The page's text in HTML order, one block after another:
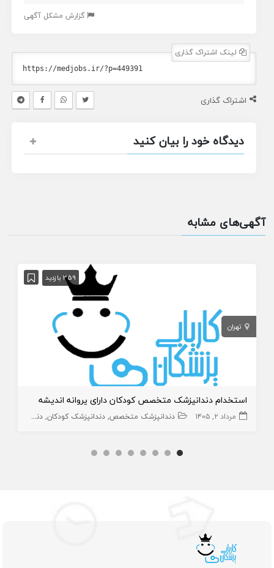
گزارش مشکل آگهی
لینک اشتراک گذاری
اشتراک گذاری
دیدگاه خود را بیان کنید
آگهی‌های مشابه
359 بازدید
تهران
استخدام دندانپزشک متخصص کودکان دارای پروانه اندیشه
مرداد ۲, ۱۴۰۵ دندانپزشک متخصص دندانپزشک کودکان دندانپزشک